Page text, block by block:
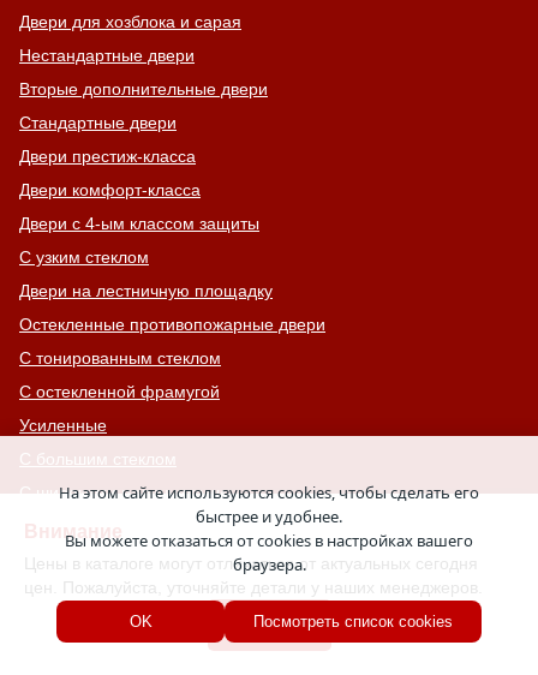
Внимание
Цены в каталоге могут отличаться от актуальных сегодня
цен. Пожалуйста, уточняйте детали у наших менеджеров.
Хорошо
Двери для хозблока и сарая
Нестандартные двери
Вторые дополнительные двери
Стандартные двери
Двери престиж-класса
Двери комфорт-класса
Двери с 4-ым классом защиты
С узким стеклом
Двери на лестничную площадку
Остекленные противопожарные двери
С тонированным стеклом
С остекленной фрамугой
Усиленные
С большим стеклом
С широкими наличниками
Серые двери
С увеличенной и толстой коробкой
Двери с выдавленным рисунком
Двери с витражным остеклением
На этом сайте используются cookies, чтобы сделать его
быстрее и удобнее.
Вы можете отказаться от cookies в настройках вашего
браузера.
OK Посмотреть список cookies